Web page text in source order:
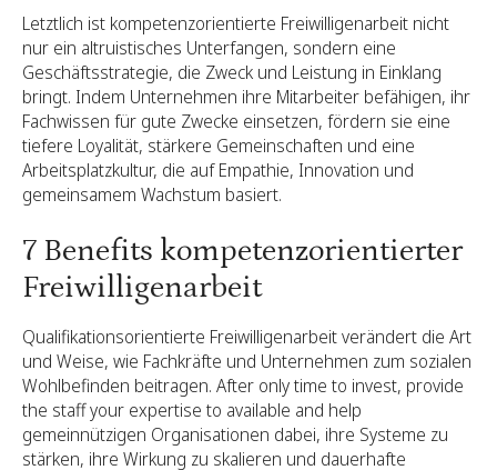
Letztlich ist kompetenzorientierte Freiwilligenarbeit nicht
nur ein altruistisches Unterfangen, sondern eine
Geschäftsstrategie, die Zweck und Leistung in Einklang
bringt. Indem Unternehmen ihre Mitarbeiter befähigen, ihr
Fachwissen für gute Zwecke einsetzen, fördern sie eine
tiefere Loyalität, stärkere Gemeinschaften und eine
Arbeitsplatzkultur, die auf Empathie, Innovation und
gemeinsamem Wachstum basiert.
7 Benefits kompetenzorientierter
Freiwilligenarbeit
Qualifikationsorientierte Freiwilligenarbeit verändert die Art
und Weise, wie Fachkräfte und Unternehmen zum sozialen
Wohlbefinden beitragen. After only time to invest, provide
the staff your expertise to available and help
gemeinnützigen Organisationen dabei, ihre Systeme zu
stärken, ihre Wirkung zu skalieren und dauerhafte